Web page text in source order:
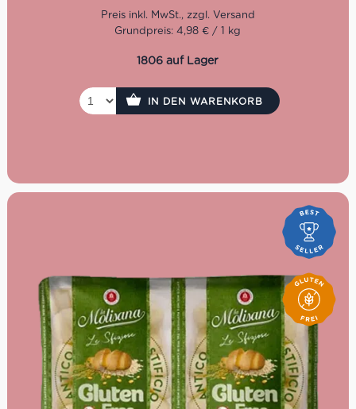
Grundpreis: 4,98 € / 1 kg
1806 auf Lager
IN DEN WARENKORB